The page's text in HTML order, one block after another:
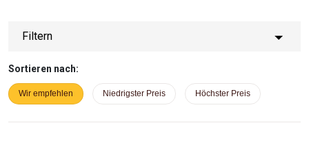
Filtern
Sortieren nach:
Wir empfehlen Niedrigster Preis Höchster Preis